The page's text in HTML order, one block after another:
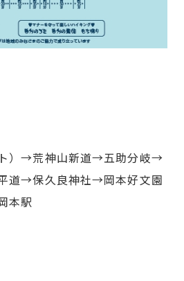
）→荒神山新道→五助分岐→
道→保久良神社→岡本好文園
本駅